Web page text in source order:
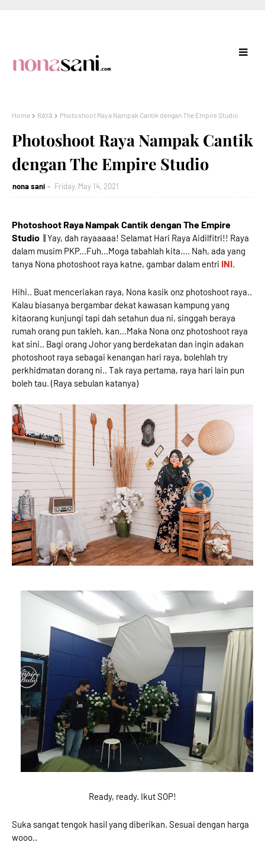
Home RAYA Photoshoot Raya Nampak Cantik dengan The Empire Studio
Photoshoot Raya Nampak Cantik
dengan The Empire Studio
nona sani Friday, May 14, 2021
Photoshoot Raya Nampak Cantik dengan The Empire
Studio || Yay, dah rayaaaaa! Selamat Hari Raya Aidilfitri!! Raya
dalam musim PKP...Fuh...Moga tabahlah kita.... Nah, ada yang
tanya Nona photoshoot raya katne, gambar dalam entri INI.
Hihi.. Buat menceriakan raya, Nona kasik onz photoshoot raya..
Kalau biasanya bergambar dekat kawasan kampung yang
kitaorang kunjungi tapi dah setahun dua ni, singgah beraya
rumah orang pun takleh, kan...Maka Nona onz photoshoot raya
kat sini.. Bagi orang Johor yang berdekatan dan ingin adakan
photoshoot raya sebagai kenangan hari raya, bolehlah try
perkhidmatan dorang ni.. Tak raya pertama, raya hari lain pun
boleh tau. (Raya sebulan katanya)
Ready, ready. Ikut SOP!
Suka sangat tengok hasil yang diberikan. Sesuai dengan harga
wooo..